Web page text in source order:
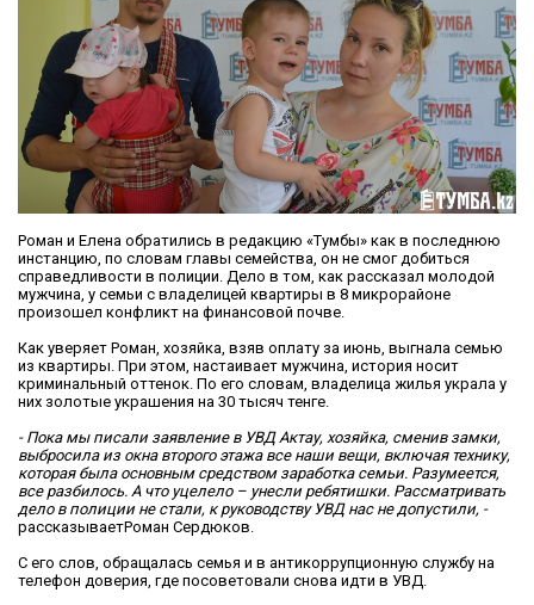
Роман и Елена обратились в редакцию «Тумбы» как в последнюю
инстанцию, по словам главы семейства, он не смог добиться
справедливости в полиции. Дело в том, как рассказал молодой
мужчина, у семьи с владелицей квартиры в 8 микрорайоне
произошел конфликт на финансовой почве.
Как уверяет Роман, хозяйка, взяв оплату за июнь, выгнала семью
из квартиры. При этом, настаивает мужчина, история носит
криминальный оттенок. По его словам, владелица жилья украла у
них золотые украшения на 30 тысяч тенге.
- Пока мы писали заявление в УВД Актау, хозяйка, сменив замки,
выбросила из окна второго этажа все наши вещи, включая технику,
которая была основным средством заработка семьи. Разумеется,
все разбилось. А что уцелело – унесли ребятишки. Рассматривать
дело в полиции не стали, к руководству УВД нас не допустили, -
рассказываетРоман Сердюков.
С его слов, обращалась семья и в антикоррупционную службу на
телефон доверия, где посоветовали снова идти в УВД.